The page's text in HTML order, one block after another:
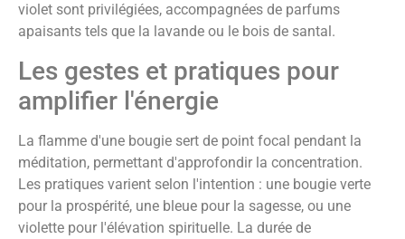
violet sont privilégiées, accompagnées de parfums
apaisants tels que la lavande ou le bois de santal.
Les gestes et pratiques pour
amplifier l'énergie
La flamme d'une bougie sert de point focal pendant la
méditation, permettant d'approfondir la concentration.
Les pratiques varient selon l'intention : une bougie verte
pour la prospérité, une bleue pour la sagesse, ou une
violette pour l'élévation spirituelle. La durée de